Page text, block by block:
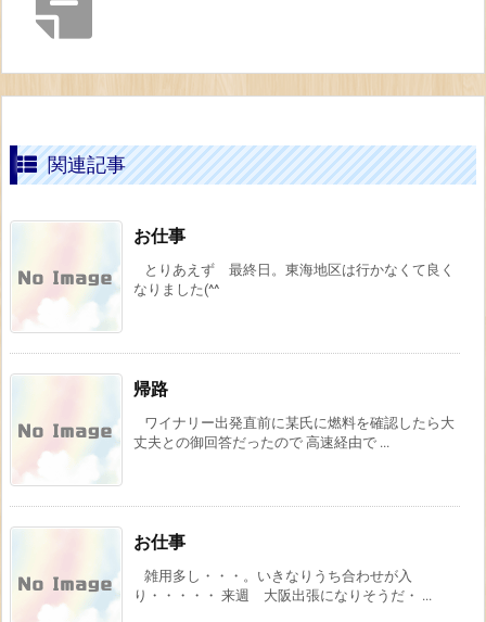
関連記事
お仕事
とりあえず 最終日。東海地区は行かなくて良く
なりました(^^
帰路
ワイナリー出発直前に某氏に燃料を確認したら大
丈夫との御回答だったので 高速経由で ...
お仕事
雑用多し・・・。いきなりうち合わせが入
り・・・・・ 来週 大阪出張になりそうだ・ ...